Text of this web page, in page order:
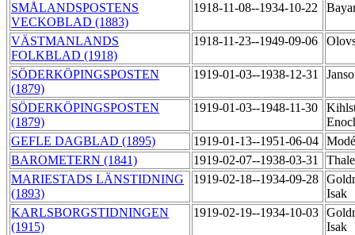
SMÅLANDSPOSTENS
VECKOBLAD (1883)
1918-11-08--1934-10-22
VÄSTMANLANDS
FOLKBLAD (1918)
1918-11-23--1949-09-06
SÖDERKÖPINGSPOSTEN
(1879)
1919-01-03--1938-12-31
SÖDERKÖPINGSPOSTEN
(1879)
1919-01-03--1948-11-30
GEFLE DAGBLAD (1895)
1919-01-13--1951-06-04
BAROMETERN (1841)
1919-02-07--1938-03-31
MARIESTADS LÄNSTIDNING
(1893)
1919-02-18--1934-09-28
Isak
KARLSBORGSTIDNINGEN
(1915)
1919-02-19--1934-10-03
Isak